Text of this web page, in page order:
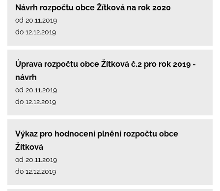
Návrh rozpočtu obce Žítková na rok 2020
od 20.11.2019
do 12.12.2019
Úprava rozpočtu obce Žítková č.2 pro rok 2019 -
návrh
od 20.11.2019
do 12.12.2019
Výkaz pro hodnocení plnění rozpočtu obce
Žítková
od 20.11.2019
do 12.12.2019